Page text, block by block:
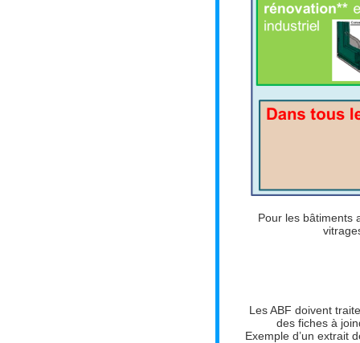
Pour les bâtiments
Les ABF doivent
des fiches à
Exemple d’un extrait